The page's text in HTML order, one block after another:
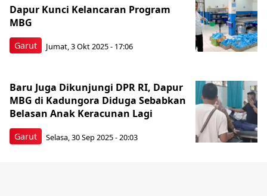
Garut
Dapur Kunci Kelancaran Program
MBG
Jumat, 3 Okt 2025 - 17:06
Garut
Baru Juga Dikunjungi DPR RI, Dapur
MBG di Kadungora Diduga Sebabkan
Belasan Anak Keracunan Lagi
Selasa, 30 Sep 2025 - 20:03